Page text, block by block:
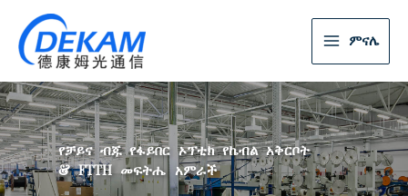
ምናሌ
የቻይና ብጁ የፋይበር ኦፕቲክ የኬብል አቅርቦት
& FTTH መፍትሔ አምራች